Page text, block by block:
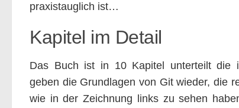
praxistauglich ist…
Kapitel im Detail
Das Buch ist in 10 Kapitel unterteilt die
geben die Grundlagen von Git wieder, die
wie in der Zeichnung links zu sehen